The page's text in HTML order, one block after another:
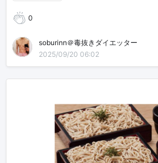
0
soburinn＠毒抜きダイエッター
2025/09/20 06:02